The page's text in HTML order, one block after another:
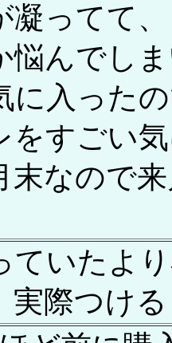
凝ってて
悩んでし
に入った
をすごい
末なので
ていたよ
実際つけ